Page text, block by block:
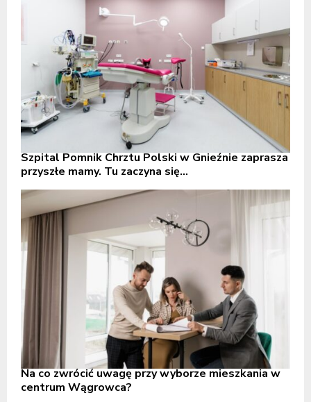
Szpital Pomnik Chrztu Polski w Gnieźnie zaprasza
przyszłe mamy. Tu zaczyna się...
Na co zwrócić uwagę przy wyborze mieszkania w
centrum Wągrowca?